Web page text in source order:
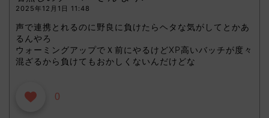
2025年12月1日 11:48
声で連携とれるのに野良に負けたらヘタな気がしてとかあ
るんやろ
ウォーミングアップでＸ前にやるけどXP高いバッチが度々
混ざるから負けてもおかしくないんだけどな
0